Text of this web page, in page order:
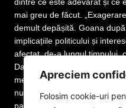
Apreciem
Folosim cookie-uri
dintre ce este adevărat și ce
mai greu de făcut.
demult depășită. Goana
implicațiile politicului și
afectat, de-a lungul timpului,
Dar nu este totul pierdut! Mai
merită atenția cititorului. Mai
nu și-au uitat menirea. Mai
pasionați de meseria lor, iar